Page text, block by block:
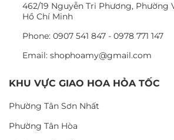
462/19 Nguyễn Tri Phương, Phường
Hồ Chí Minh
Phone: 0907 541 847 - 0978 771 147
Email: shophoamy@gmail.com
KHU VỰC GIAO HOA HỎA TỐC
Phường Tân Sơn Nhất
Phường Tân Hòa